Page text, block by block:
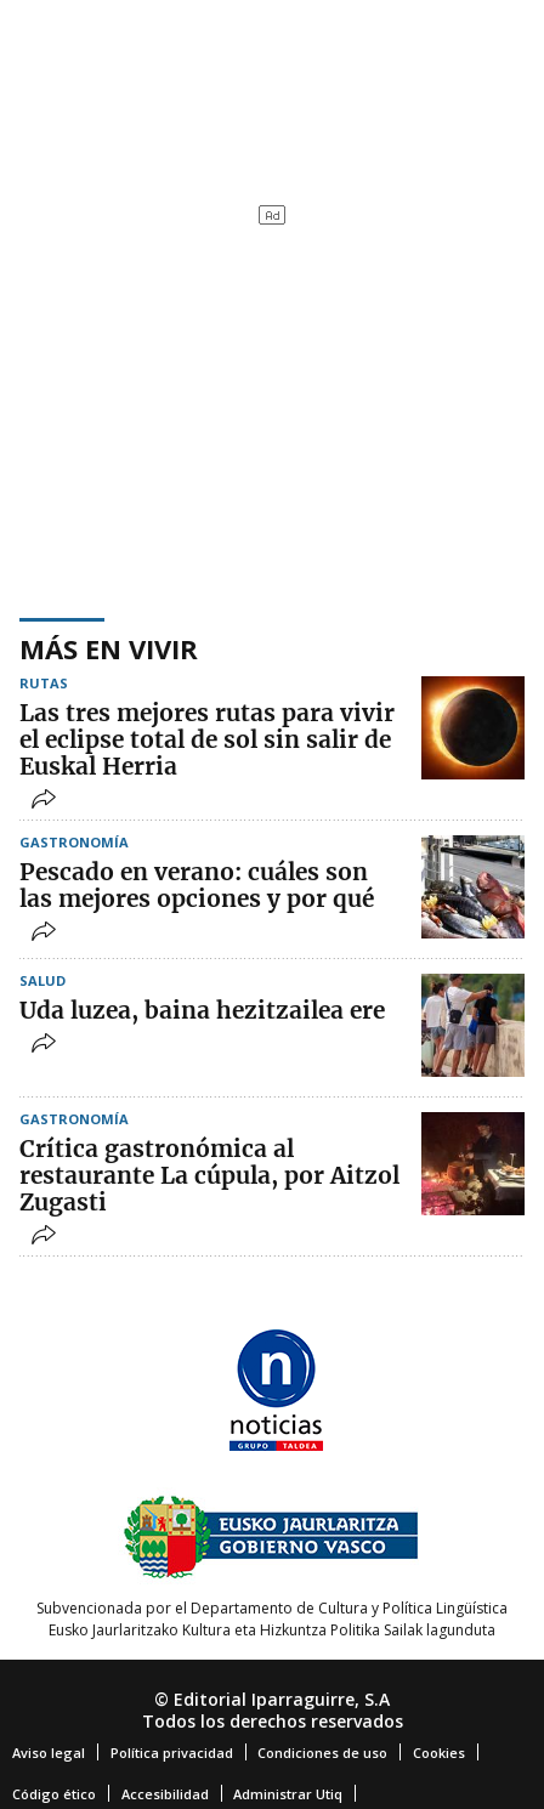
MÁS EN VIVIR
RUTAS
Las tres mejores rutas para vivir
el eclipse total de sol sin salir de
Euskal Herria
GASTRONOMÍA
Pescado en verano: cuáles son
las mejores opciones y por qué
SALUD
Uda luzea, baina hezitzailea ere
GASTRONOMÍA
Crítica gastronómica al
restaurante La cúpula, por Aitzol
Zugasti
Subvencionada por el Departamento de Cultura y Política Lingüística
Eusko Jaurlaritzako Kultura eta Hizkuntza Politika Sailak lagunduta
© Editorial Iparraguirre, S.A
Todos los derechos reservados
Aviso legal Política privacidad Condiciones de uso Cookies
Código ético Accesibilidad Administrar Utiq